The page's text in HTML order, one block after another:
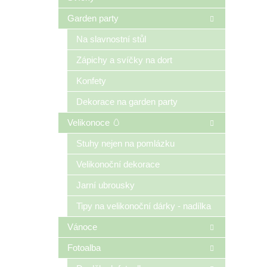
Garden party
Na slavnostní stůl
Zápichy a svíčky na dort
Konfety
Dekorace na garden party
Velikonoce 🥚
Stuhy nejen na pomlázku
Velikonoční dekorace
Jarní ubrousky
Tipy na velikonoční dárky - nadílka
Vánoce
Fotoalba